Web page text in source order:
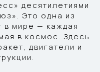
десятилетиями
Это одна из
в мире — каждая
в космос. Здесь
двигатели и